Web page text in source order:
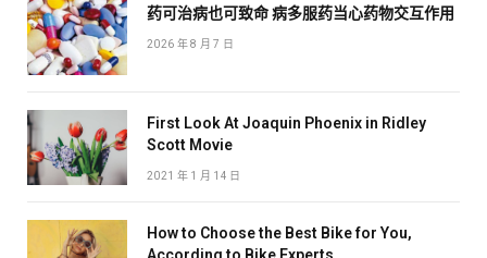
药可治病也可致命 病多服药当心药物交互作用
2026 年 8 月 7 日
First Look At Joaquin Phoenix in Ridley
Scott Movie
2021 年 1 月 14 日
How to Choose the Best Bike for You,
According to Bike Experts